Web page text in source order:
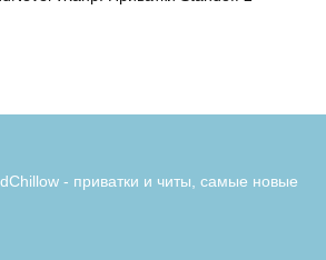
- приватки и читы, самые новые